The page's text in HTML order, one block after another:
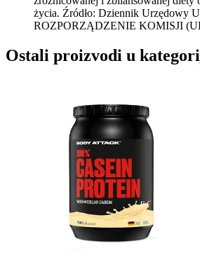
życia. Źródło: Dziennik Urzędowy
ROZPORZĄDZENIE KOMISJI
Ostali proizvodi u